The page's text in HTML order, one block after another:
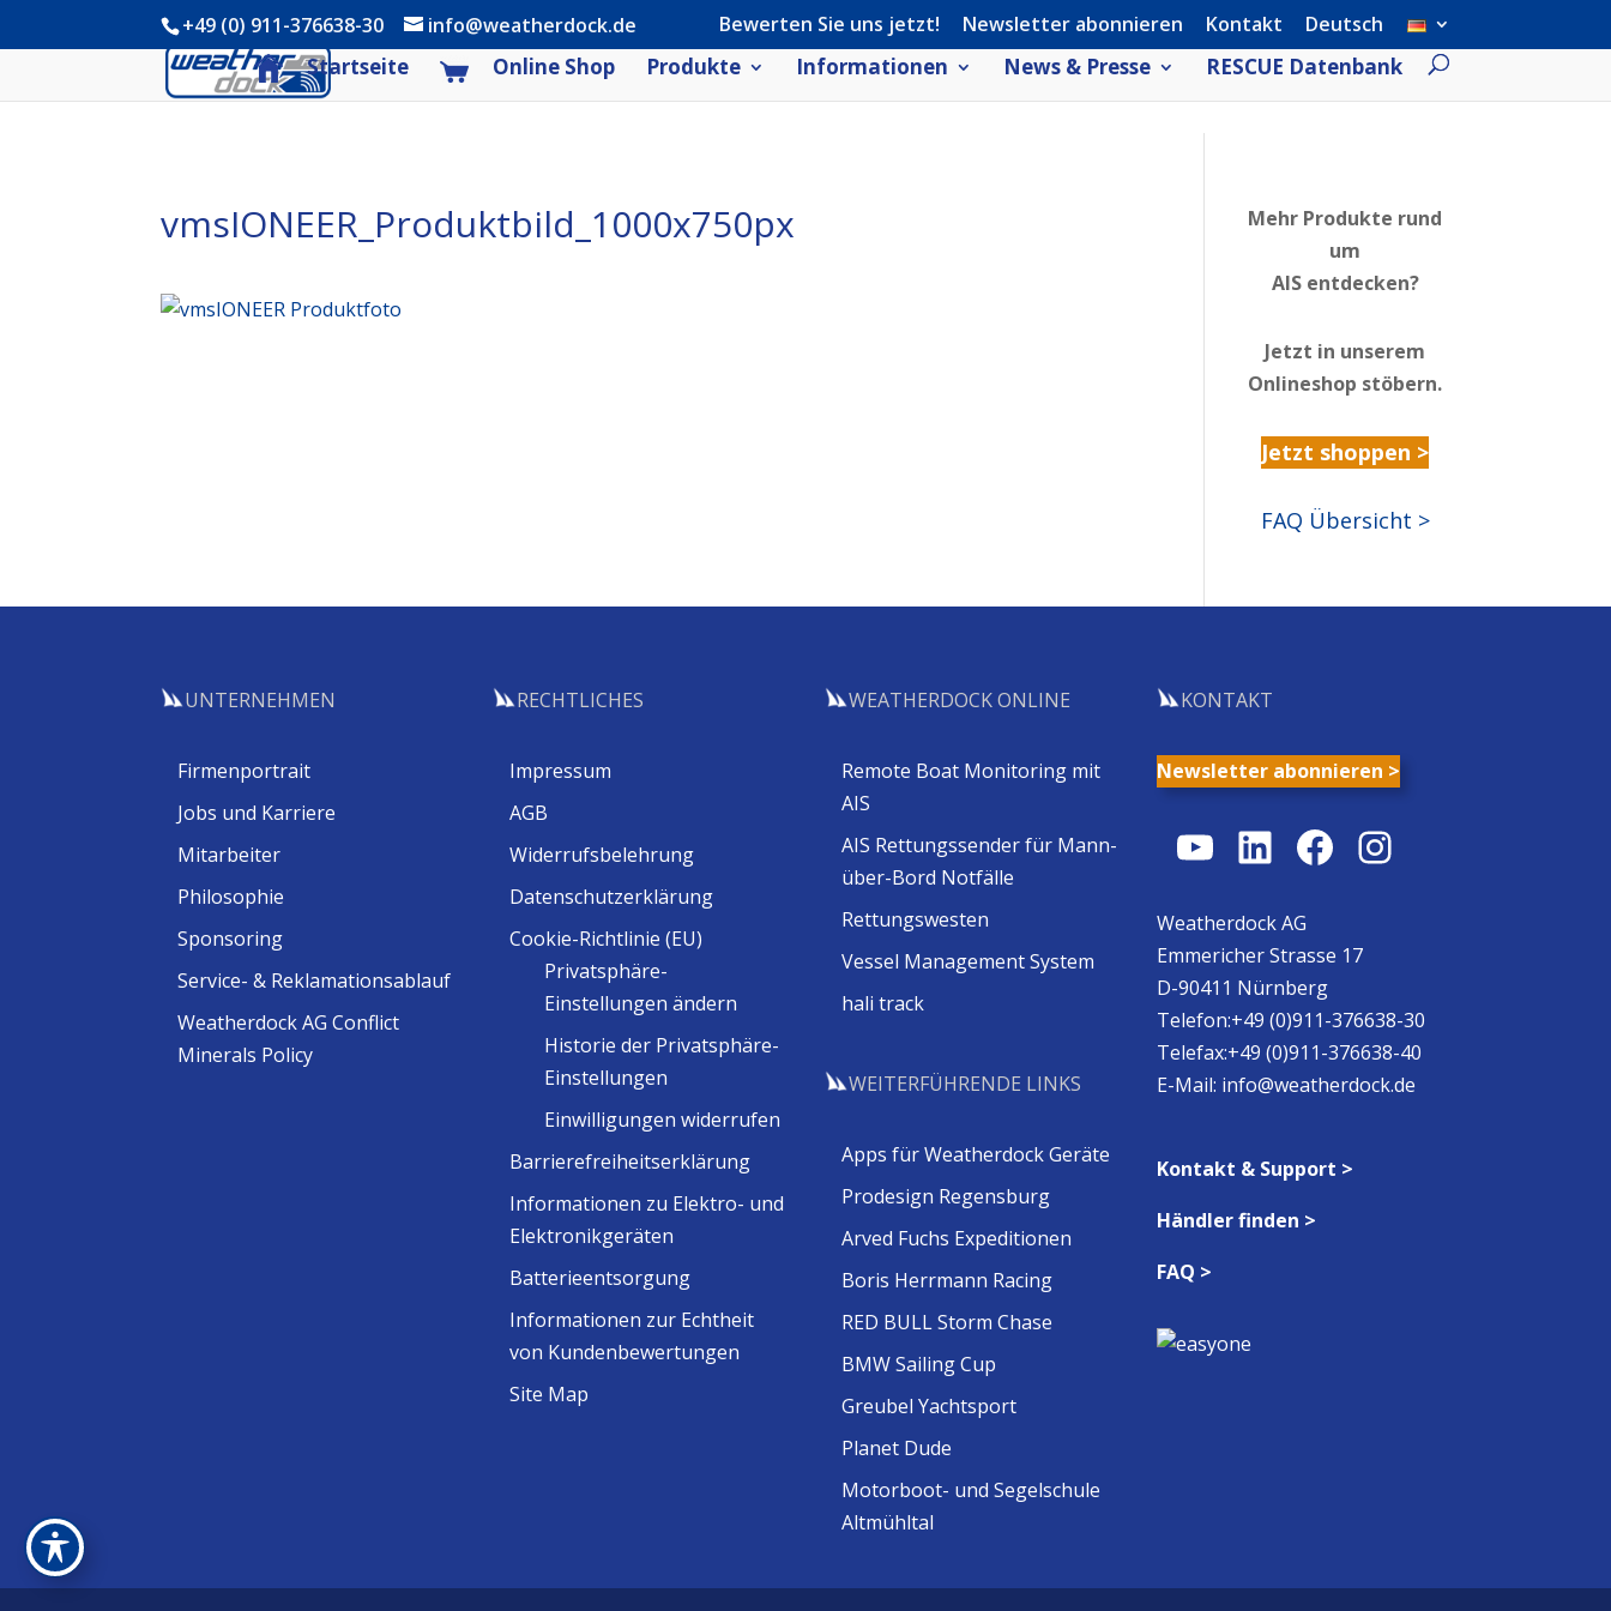
+49 (0) 911-376638-30 info@weatherdock.de Bewerten Sie uns jetzt! Newsletter abonnieren Kontakt Deutsch
Startseite Online Shop Produkte Informationen News & Presse RESCUE Datenbank
vmsIONEER_Produktbild_1000x750px
Mehr Produkte rund
um
AIS entdecken?
Jetzt in unserem
Onlineshop stöbern.
Jetzt shoppen >
FAQ Übersicht >
UNTERNEHMEN
Firmenportrait
Jobs und Karriere
Mitarbeiter
Philosophie
Sponsoring
Service- & Reklamationsablauf
Weatherdock AG Conflict
Minerals Policy
RECHTLICHES
Impressum
AGB
Widerrufsbelehrung
Datenschutzerklärung
Cookie-Richtlinie (EU)
Privatsphäre-
Einstellungen ändern
Historie der Privatsphäre-
Einstellungen
Einwilligungen widerrufen
Barrierefreiheitserklärung
Informationen zu Elektro- und
Elektronikgeräten
Batterieentsorgung
Informationen zur Echtheit
von Kundenbewertungen
Site Map
WEATHERDOCK ONLINE
Remote Boat Monitoring mit
AIS
AIS Rettungssender für Mann-
über-Bord Notfälle
Rettungswesten
Vessel Management System
hali track
WEITERFÜHRENDE LINKS
Apps für Weatherdock Geräte
Prodesign Regensburg
Arved Fuchs Expeditionen
Boris Herrmann Racing
RED BULL Storm Chase
BMW Sailing Cup
Greubel Yachtsport
Planet Dude
Motorboot- und Segelschule
Altmühltal
KONTAKT
Newsletter abonnieren >
YouTube
LinkedIn
Facebook
Instagram
Weatherdock AG
Emmericher Strasse 17
D-90411 Nürnberg
Telefon:+49 (0)911-376638-30
Telefax:+49 (0)911-376638-40
E-Mail: info@weatherdock.de
Kontakt & Support >
Händler finden >
FAQ >